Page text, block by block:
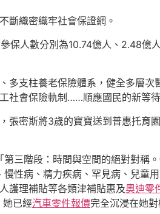
斷織密織牢社會保證網。
保人數分別為10.74億人、2.48
多支柱養老保險體系，健全多層次
社會保險軌制……順應國民的新等
張密斯將3歲的寶寶送到普惠托育
三階段：時間與空間的絕對對稱
性病、精力疾病、罕見病、兒童
護理補貼等各類津補貼惠及奧迪零
她已經汽車零件報價完全沉浸在她